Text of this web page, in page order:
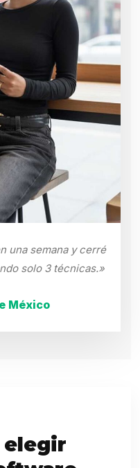
una semana y cerré
solo 3 técnicas.»
México
elegir